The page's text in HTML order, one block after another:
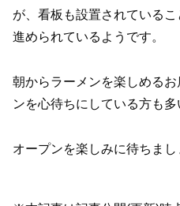
が、看板も設置されている
進められているようです。
朝からラーメンを楽しめる
ンを心待ちにしている方も多
オープンを楽しみに待ちまし